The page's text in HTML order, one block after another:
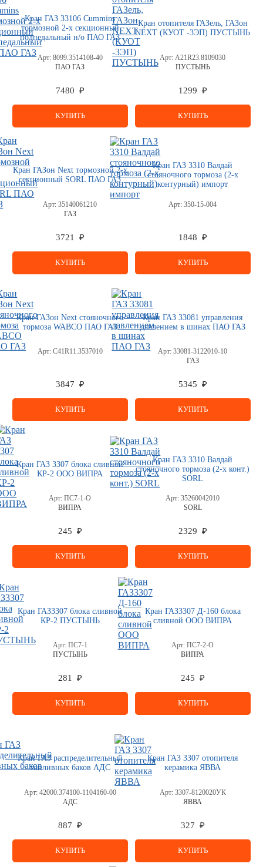
Кран ГАЗ 33106 Cummins
тормозной 2-х секционный
подпедальный н/о ПАО ГАЗ
Арт:8099.3514108-40
ПАО ГАЗ
7480 ₽
КУПИТЬ
Кран отопителя ГАЗель, ГАЗон
NEXT (КУОТ -3ЭП) ПУСТЫНЬ
Арт: A21R23.8109030
ПУСТЫНЬ
1299 ₽
КУПИТЬ
Кран ГАЗон Next тормозной 2-х
секционный SORL ПАО ГАЗ
Арт: 35140061210
ГАЗ
3721 ₽
КУПИТЬ
Кран ГАЗ 3310 Валдай
стояночного тормоза (2-х
контурный) импорт
Арт: 350-15-004
1848 ₽
КУПИТЬ
Кран ГАЗон Next стояночного
тормоза WABCO ПАО ГАЗ
Арт:С41R11.3537010
3847 ₽
КУПИТЬ
Кран ГАЗ 33081 управления
давлением в шинах ПАО ГАЗ
Арт: 33081-3122010-10
ГАЗ
5345 ₽
КУПИТЬ
Кран ГАЗ 3307 блока сливной
КР-2 ООО ВИПРА
Арт: ПС7-1-О
ВИПРА
245 ₽
КУПИТЬ
Кран ГАЗ 3310 Валдай
стояночного тормоза (2-х конт.)
SORL
Арт: 35260042010
SORL
2329 ₽
КУПИТЬ
Кран ГАЗ3307 блока сливной
КР-2 ПУСТЫНЬ
Арт:ПС7-1
ПУСТЫНЬ
281 ₽
КУПИТЬ
Кран ГАЗ3307 Д-160 блока
сливной ООО ВИПРА
Арт: ПС7-2-О
ВИПРА
245 ₽
КУПИТЬ
Кран ГАЗ распределительный
топливных баков АДС
Арт:42000.374100-1104160-00
АДС
887 ₽
КУПИТЬ
Кран ГАЗ 3307 отопителя
керамика ЯВВА
Арт:3307-8120020УК
ЯВВА
327 ₽
КУПИТЬ